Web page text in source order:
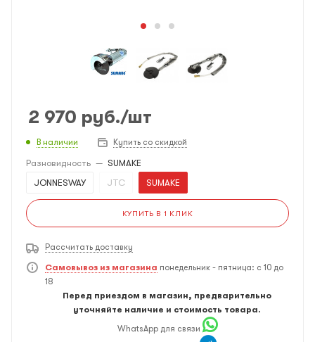
2 970 руб./шт
В наличии Купить со скидкой
Разновидность — SUMAKE
JONNESWAY
JTC SUMAKE
КУПИТЬ В 1 КЛИК
Рассчитать доставку
Самовывоз из магазина понедельник - пятница: с 10 до
18
Перед приездом в магазин, предварительно
уточняйте наличие и стоимость товара.
WhatsApp для связи